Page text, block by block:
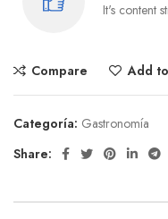
It's content
Compare Add
Categoría: Gastronomía
Share: